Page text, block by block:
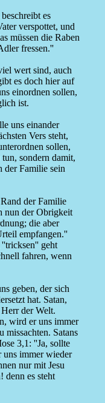
es
verspottet, und
müssen die Raben
fressen.''
wert sind, auch
es doch hier auf
einordnen sollen,
ist.
uns einander
Vers steht,
sollen,
sondern damit,
der Familie sein
der Familie
nun der Obrigkeit
die aber
empfangen.''
geht
fahren, wenn
geben, der sich
hat. Satan,
der Welt.
wird er uns immer
missachten. Satans
3,1: ''Ja, sollte
uns immer wieder
nur mit Jesu
denn es steht